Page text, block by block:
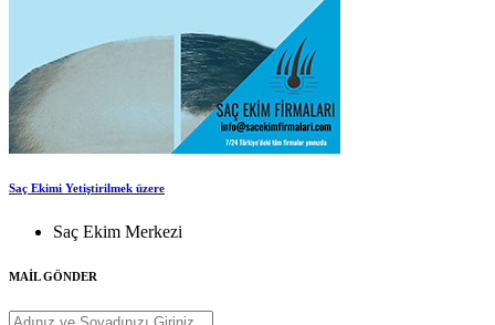
Saç Ekimi Yetiştirilmek üzere
Saç Ekim Merkezi
MAİL GÖNDER